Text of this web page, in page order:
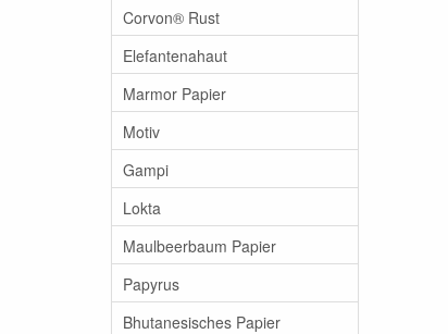
Corvon® Rust
Elefantenahaut
Marmor Papier
Motiv
Gampi
Lokta
Maulbeerbaum Papier
Papyrus
Bhutanesisches Papier